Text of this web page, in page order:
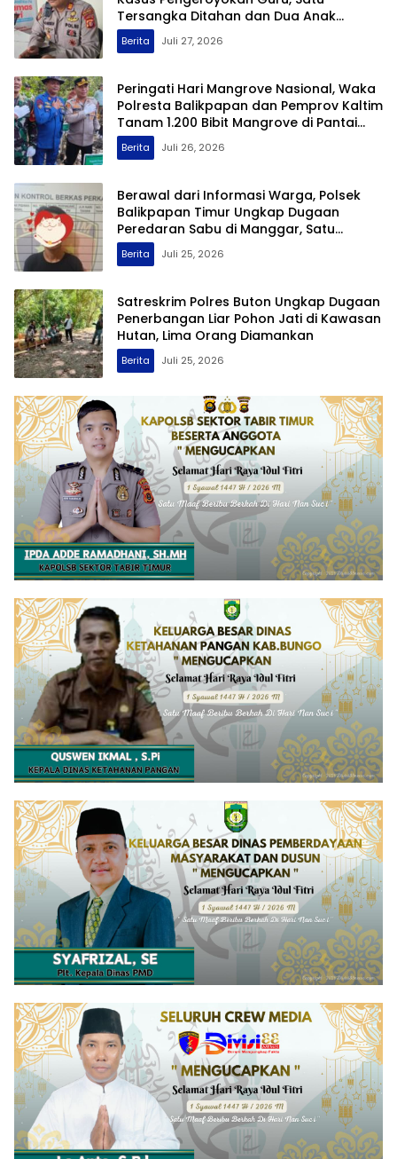
Tersangka Ditahan dan Dua Anak
Berhadapan dengan Hukum Wajib Lapor
Berita Juli 27, 2026
Peringati Hari Mangrove Nasional, Waka
Polresta Balikpapan dan Pemprov Kaltim
Tanam 1.200 Bibit Mangrove di Pantai
Lamaru
Berita Juli 26, 2026
Berawal dari Informasi Warga, Polsek
Balikpapan Timur Ungkap Dugaan
Peredaran Sabu di Manggar, Satu
Terduga Pelaku Diamankan
Berita Juli 25, 2026
Satreskrim Polres Buton Ungkap Dugaan
Penerbangan Liar Pohon Jati di Kawasan
Hutan, Lima Orang Diamankan
Berita Juli 25, 2026